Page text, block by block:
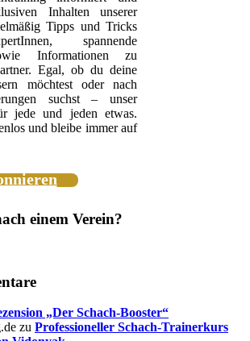
Inhalten unserer
Tipps und Tricks
spannende
Informationen zu
Egal, ob du deine
möchtest oder nach
suchst – unser
jede und jeden etwas.
und bleibe immer auf
einem Verein?
„Der Schach-Booster“
zu Professioneller Schach-Trainerkurs